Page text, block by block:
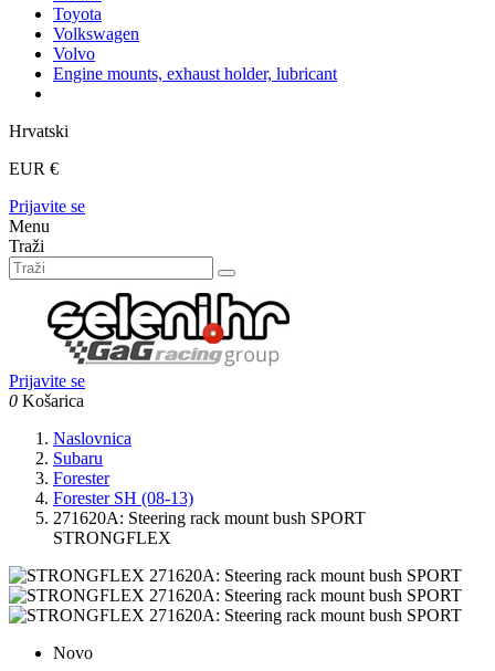
Toyota
Volkswagen
Volvo
Engine mounts, exhaust holder, lubricant
Hrvatski
EUR €
Prijavite se
Menu
Traži
Prijavite se
0 Košarica
Naslovnica
Subaru
Forester
Forester SH (08-13)
271620A: Steering rack mount bush SPORT
STRONGFLEX
Novo